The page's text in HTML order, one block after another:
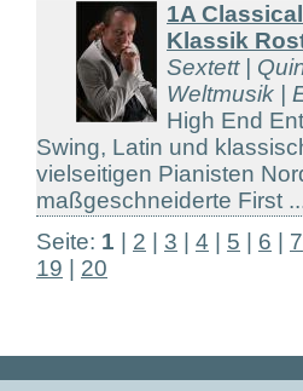
1A
Klassik
Sextett |
Weltmusik |
High End
Swing, Latin und
vielseitigen Pianisten
maßgeschneiderte First
Seite: 1 2 3 4 5 6 7
19
20